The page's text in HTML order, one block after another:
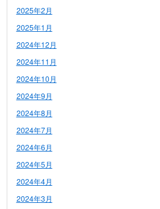
2025年2月
2025年1月
2024年12月
2024年11月
2024年10月
2024年9月
2024年8月
2024年7月
2024年6月
2024年5月
2024年4月
2024年3月